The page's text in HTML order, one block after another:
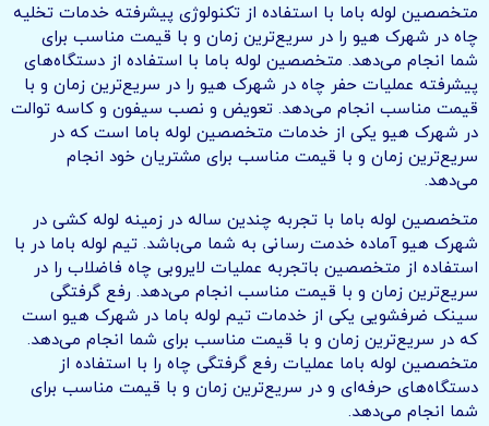
متخصصین لوله باما با استفاده از تکنولوژی پیشرفته خدمات تخلیه
چاه در شهرک هیو را در سریع‌ترین زمان و با قیمت مناسب برای
شما انجام می‌دهد. متخصصین لوله باما با استفاده از دستگاه‌های
پیشرفته عملیات حفر چاه در شهرک هیو را در سریع‌ترین زمان و با
قیمت مناسب انجام می‌دهد. تعویض و نصب سیفون و کاسه توالت
در شهرک هیو یکی از خدمات متخصصین لوله باما است که در
سریع‌ترین زمان و با قیمت مناسب برای مشتریان خود انجام
می‌دهد.
متخصصین لوله باما با تجربه چندین ساله در زمینه لوله کشی در
شهرک هیو آماده خدمت رسانی به شما می‌باشد. تیم لوله باما در با
استفاده از متخصصین باتجربه عملیات لایروبی چاه فاضلاب را در
سریع‌ترین زمان و با قیمت مناسب انجام می‌دهد. رفع گرفتگی
سینک ضرفشویی یکی از خدمات تیم لوله باما در شهرک هیو است
که در سریع‌ترین زمان و با قیمت مناسب برای شما انجام می‌دهد.
متخصصین لوله باما عملیات رفع گرفتگی چاه را با استفاده از
دستگاه‌های حرفه‌ای و در سریع‌ترین زمان و با قیمت مناسب برای
شما انجام می‌دهد.